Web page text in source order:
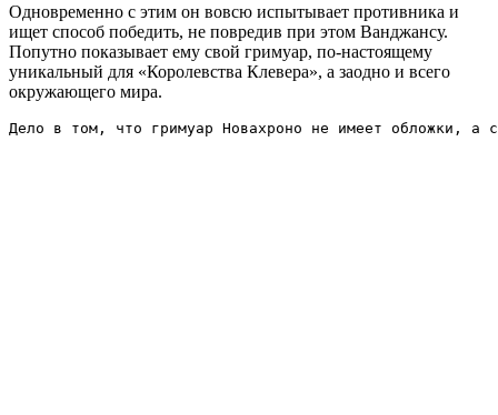
Одновременно с этим он вовсю испытывает противника и
ищет способ победить, не повредив при этом Ванджансу.
Попутно показывает ему свой гримуар, по-настоящему
уникальный для «Королевства Клевера», а заодно и всего
окружающего мира.
Дело в том, что гримуар Новахроно не имеет обложки, а